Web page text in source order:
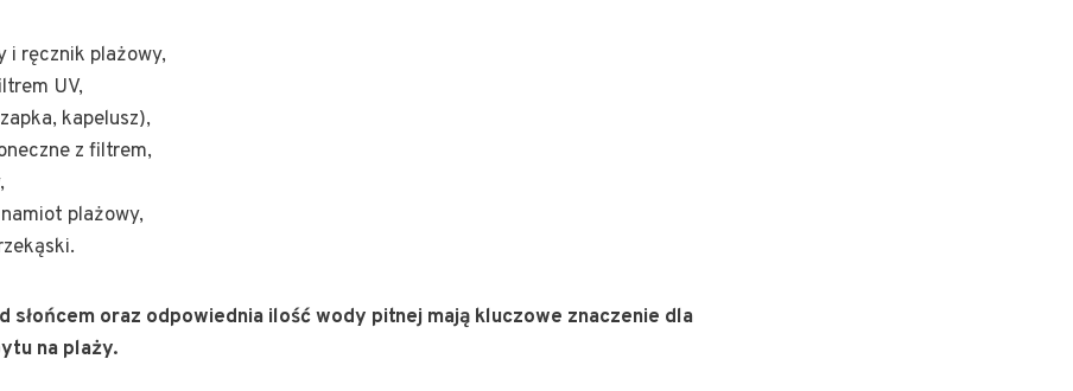
i ręcznik plażowy,
UV,
kapelusz),
z filtrem,
plażowy,
słońcem oraz odpowiednia ilość wody pitnej mają kluczowe znaczenie dla
na plaży.